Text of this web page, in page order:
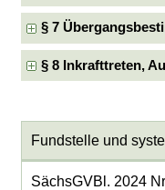
§ 7
§ 8 Inkrafttreten,
Fundstelle und
SächsGVBl. 2024